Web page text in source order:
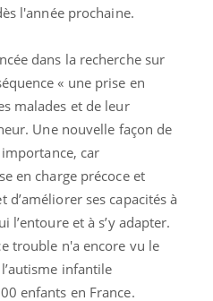
l'année prochaine.
dans la recherche sur
« une prise en
malades et de leur
Une nouvelle façon de
car
en charge précoce et
d’améliorer ses capacités à
l’entoure et à s’y adapter.
trouble n'a encore vu le
infantile
enfants en France.